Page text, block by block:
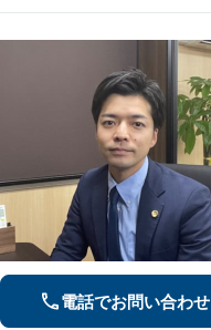
電話でお問い合わせ